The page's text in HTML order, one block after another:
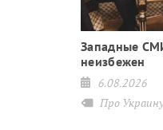
Западные
неизбежен
6.08.2026
Про Украину